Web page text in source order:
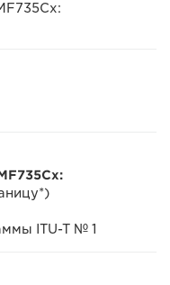
ITU-T № 1